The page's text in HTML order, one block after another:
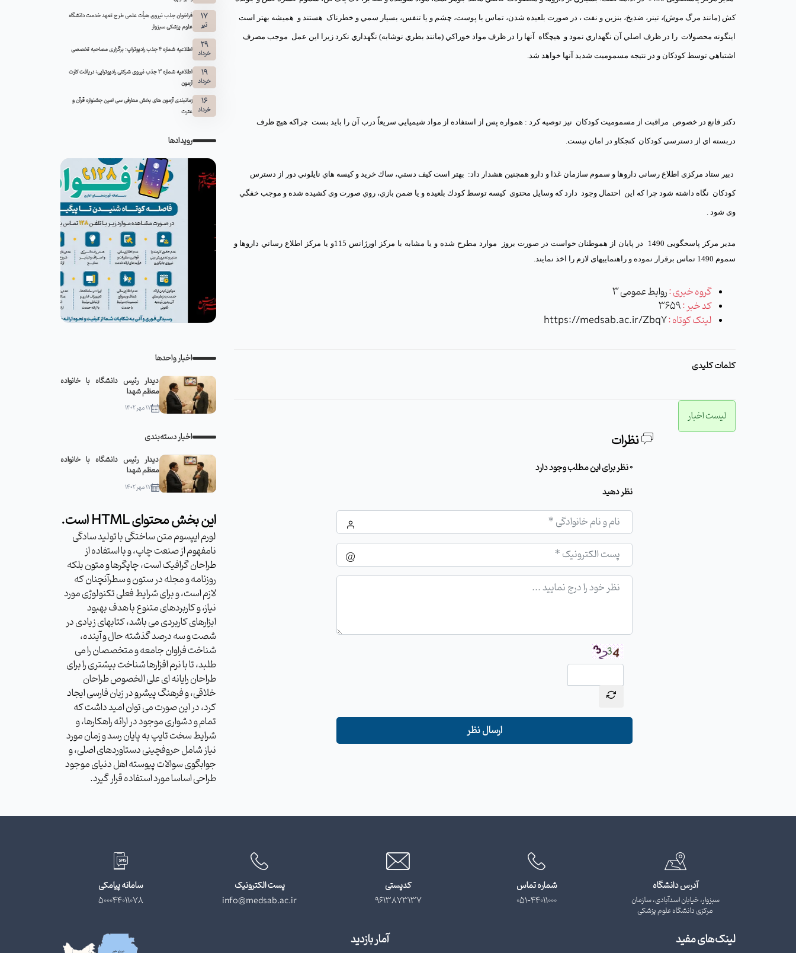
كش (مانند مرگ موش)، تينر، ضديخ، بنزين و نفت ، در صورت بلعيده شدن، تماس با پوست، چشم و يا تنفس، بسیار سمي و خطرناک هستند و هميشه بهتر است
اینگونه محصولات را در ظرف اصلي آن نگهداري نمود و هيچگاه آنها را در ظرف مواد خوراكي (مانند بطري نوشابه) نگهداري نكرد زیرا اين عمل موجب مصرف
اشتباهي توسط كودكان و در نتیجه مسمومیت شدید آنها خواهد شد.
دکتر قانع در خصوص مراقبت از مسمومیت کودکان نیز توصیه کرد : همواره پس از استفاده از مواد شيميايي سريعاً درب آن را باید بست چراکه هيچ ظرف
دربسته اي از دسترسي كودكان کنجکاو در امان نيست.
دبیر ستاد مرکزی اطلاع رسانی داروها و سموم سازمان غذا و دارو همچنین هشدار داد: بهتر است كيف دستي، ساك خريد و كيسه هاي نايلوني دور از دسترس
كودكان نگاه داشته شود چرا که این احتمال وجود دارد که وسایل محتوی کیسه توسط كودك بلعيده و يا ضمن بازي، روي صورت وی كشيده شده و موجب خفگي
وی شود .
مدیر مرکز پاسخگویی 1490 در پایان از هموطنان خواست در صورت بروز
موارد مطرح شده و یا مشابه با مركز اورژانس 115و يا مركز اطلاع رساني داروها و
سموم 1490 تماس برقرار نموده و راهنماییهای لازم را اخذ نمایند.
گروه خبری :روابط عمومی 3
کد خبر :3659
لینک کوتاه :https://medsab.ac.ir/Zbq7
کلمات کلیدی
لیست اخبار
نظرات
0 نظر برای این مطلب وجود دارد
نظر دهید
ارسال نظر
17
تیر
فراخوان جذب نیروی هیأت علمی طرح تعهد خدمت دانشگاه
علوم پزشکی سبزوار
29
خرداد اطلاعیه شماره ۴ جذب رادیوتراپ: برگزاری مصاحبه تخصصی
19
خرداد
اطلاعیه شماره 3 جذب نیروی شرکتی رادیوتراپی: دریافت کارت
آزمون
16
خرداد
زمانبندی آزمون های بخش معارفی سی امین جشنواره قرآن و
عترت
رویدادها
اخبار واحدها
دیدار رئیس دانشگاه با خانواده
معظم شهدا
۱۷ مهر ۱۴۰۲
اخبار دسته‌بندی
دیدار رئیس دانشگاه با خانواده
معظم شهدا
۱۷ مهر ۱۴۰۲
این بخش محتوای HTML است.
لورم ایپسوم متن ساختگی با تولید سادگی
نامفهوم از صنعت چاپ، و با استفاده از
طراحان گرافیک است، چاپگرها و متون بلکه
روزنامه و مجله در ستون و سطرآنچنان که
لازم است، و برای شرایط فعلی تکنولوژی مورد
نیاز، و کاربردهای متنوع با هدف بهبود
ابزارهای کاربردی می باشد، کتابهای زیادی در
شصت و سه درصد گذشته حال و آینده،
شناخت فراوان جامعه و متخصصان را می
طلبد، تا با نرم افزارها شناخت بیشتری را برای
طراحان رایانه ای علی الخصوص طراحان
خلاقی، و فرهنگ پیشرو در زبان فارسی ایجاد
کرد، در این صورت می توان امید داشت که
تمام و دشواری موجود در ارائه راهکارها، و
شرایط سخت تایپ به پایان رسد و زمان مورد
نیاز شامل حروفچینی دستاوردهای اصلی، و
جوابگوی سوالات پیوسته اهل دنیای موجود
طراحی اساسا مورد استفاده قرار گیرد.
آدرس دانشگاه
سبزوار، خیابان اسدآبادی، سازمان
مرکزی دانشگاه علوم پزشکی
شماره تماس
051-44011000
کدپستی
9613873137
پست الکترونیک
info@medsab.ac.ir
سامانه پیامکی
500044011078
لینک‌های مفید آمار بازدید